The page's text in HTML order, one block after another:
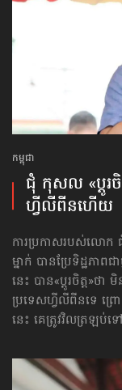
កម្ពុជា
ជុំ កុសល «ប្ដូរចិ
ហ្វីលីពីន​ហើយ
ការប្រកាសរបស់លោក ជុំ
ម្នាក់ បានប្រែ​ទិដ្ឋភាព​
នេះ បាន«ប្ដូរចិត្ត»ថ
ប្រទេសហ្វីលីពីនទេ ព្រ
នេះ គេត្រូវវិលត្រឡប់ទ